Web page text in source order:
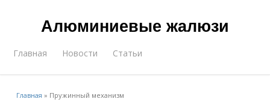
Алюминиевые жалюзи
Главная Новости Статьи
Главная » Пружинный механизм